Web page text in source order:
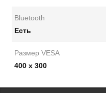
Bluetooth
Есть
Размер VESA
400 х 300